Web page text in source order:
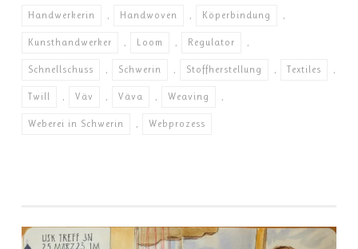
Handwerkerin Handwoven Köperbindung
Kunsthandwerker Loom Regulator
Schnellschuss Schwerin Stoffherstellung Textiles
Twill Väv Väva Weaving
Weberei in Schwerin Webprozess